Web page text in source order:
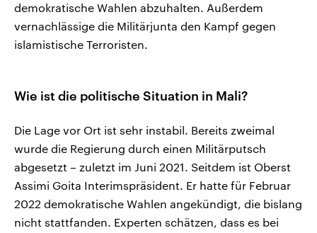
demokratische Wahlen abzuhalten. Außerdem
vernachlässige die Militärjunta den Kampf gegen
islamistische Terroristen.
Wie ist die politische Situation in Mali?
Die Lage vor Ort ist sehr instabil. Bereits zweimal
wurde die Regierung durch einen Militärputsch
abgesetzt – zuletzt im Juni 2021. Seitdem ist Oberst
Assimi Goita Interimspräsident. Er hatte für Februar
2022 demokratische Wahlen angekündigt, die bislang
nicht stattfanden. Experten schätzen, dass es bei